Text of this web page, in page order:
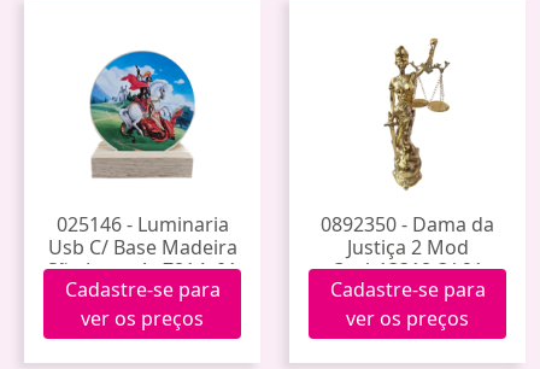
025146 - Luminaria
Usb C/ Base Madeira
São Jorge Ap7814y01
Cadastre-se para
ver os preços
0892350 - Dama da
Justiça 2 Mod
Qmh13318-3/-21
Cadastre-se para
ver os preços